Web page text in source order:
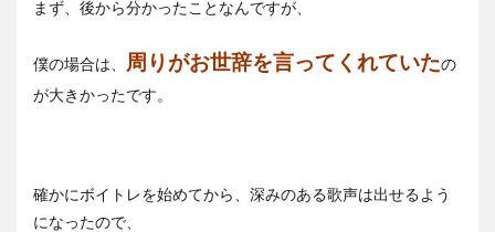
まず、後から分かったことなんですが、
僕の場合は、 周りがお世辞を言ってくれていたの
が大きかったです。
確かにボイトレを始めてから、深みのある歌声は出せるよう
になったので、